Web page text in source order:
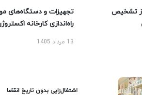
تشخیص
تجهیزات و دستگاه‌های
راه‌اندازی کارخانه
13 مرداد 1405
اشتغال‌زایی بدون تاریخ انقضا